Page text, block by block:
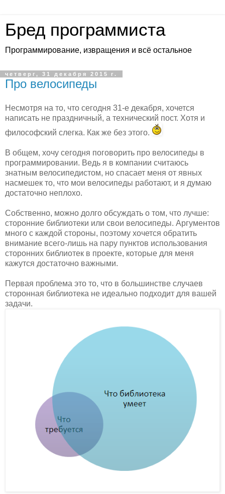
Бред программиста
Программирование, извращения и всё остальное
четверг, 31 декабря 2015 г.
Про велосипеды
Несмотря на то, что сегодня 31-е декабря, хочется
написать не праздничный, а технический пост. Хотя и
философский слегка. Как же без этого.
В общем, хочу сегодня поговорить про велосипеды в
программировании. Ведь я в компании считаюсь
знатным велосипедистом, но спасает меня от явных
насмешек то, что мои велосипеды работают, и я думаю
достаточно неплохо.
Собственно, можно долго обсуждать о том, что лучше:
сторонние библиотеки или свои велосипеды. Аргументов
много с каждой стороны, поэтому хочется обратить
внимание всего-лишь на пару пунктов использования
сторонних библиотек в проекте, которые для меня
кажутся достаточно важными.
Первая проблема это то, что в большинстве случаев
сторонная библиотека не идеально подходит для вашей
задачи.